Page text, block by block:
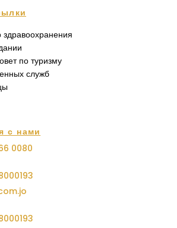
здравоохранения
по туризму
служб
с нами
0080